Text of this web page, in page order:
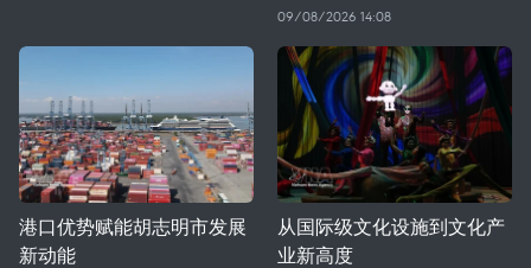
09/08/2026 14:08
港口优势赋能胡志明市发展
新动能
从国际级文化设施到文化产
业新高度